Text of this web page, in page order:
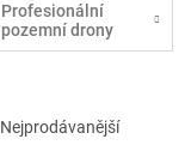
Profesionální
pozemní drony
Nejprodávanější